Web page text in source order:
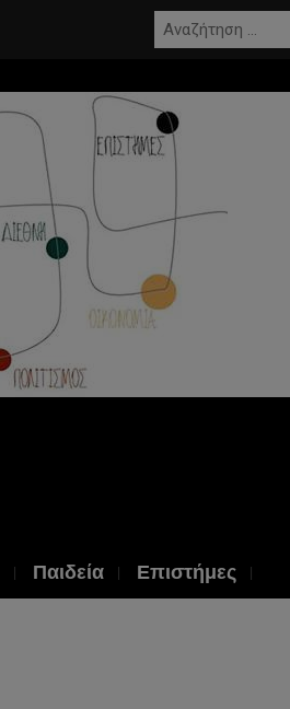
Αναζήτηση
για:
Παιδεία Επιστήμες